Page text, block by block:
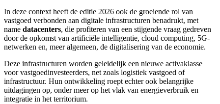
In deze context heeft de editie 2026 ook de groeiende rol van
vastgoed verbonden aan digitale infrastructuren benadrukt, met
name datacenters, die profiteren van een stijgende vraag gedreven
door de opkomst van artificiële intelligentie, cloud computing, 5G-
netwerken en, meer algemeen, de digitalisering van de economie.
Deze infrastructuren worden geleidelijk een nieuwe activaklasse
voor vastgoedinvesteerders, net zoals logistiek vastgoed of
infrastructuur. Hun ontwikkeling roept echter ook belangrijke
uitdagingen op, onder meer op het vlak van energieverbruik en
integratie in het territorium.